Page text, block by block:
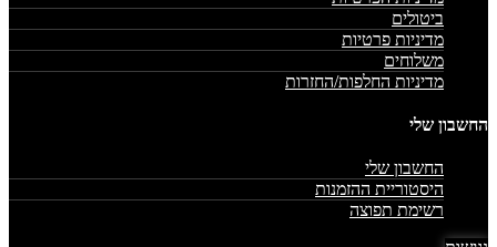
ביטולים
מדיניות פרטיות
משלוחים
מדיניות החלפות/החזרות
החשבון שלי
החשבון שלי
היסטוריית ההזמנות
רשימת תפוצה